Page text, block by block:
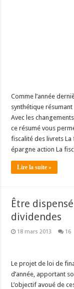
Comme l’année
synthétique
Avec les
ce résumé vous
fiscalité des livrets La
épargne action La
Lire la suite »
Être
dividendes
18 mars 2013 16
Le projet de loi de
d’année, apportant
L’objectif avoué de